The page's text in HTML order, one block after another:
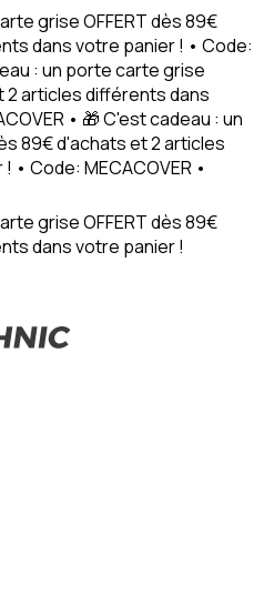
grise OFFERT dès 89€
dans votre panier ! • Code:
: un porte carte grise
2 articles différents dans
• 🎁 C'est cadeau : un
89€ d'achats et 2 articles
Code: MECACOVER •
grise OFFERT dès 89€
dans votre panier !